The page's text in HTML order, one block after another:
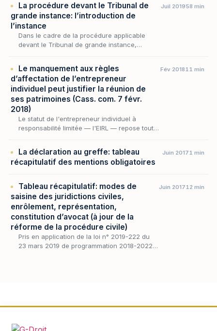
La procédure devant le Tribunal de
grande instance: l’introduction de
l’instance
Dans le cadre de la procédure applicable
devant le Tribunal de grande instance,
Juil 201958 min
Le manquement aux règles
d’affectation de l’entrepreneur
individuel peut justifier la réunion de
ses patrimoines (Cass. com. 7 févr.
2018)
Le statut de l'entrepreneur individuel à
responsabilité limitée — l'EIRL — repose tout
pe…
Fév 201811 min
La déclaration au greffe: tableau
récapitulatif des mentions obligatoires
Juin 20171 min
Tableau récapitulatif: modes de
saisine des juridictions civiles,
enrôlement, représentation,
constitution d’avocat (à jour de la
réforme de la procédure civile)
Pris en application de la loi n° 2019-222 du
23 mars 2019 de programmation 2018-2022
Juin 201712 min